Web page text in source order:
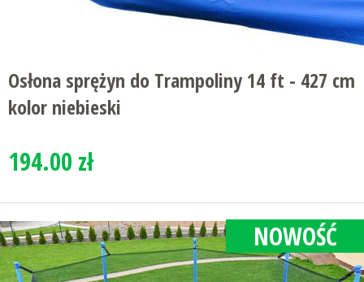
Osłona sprężyn do Trampoliny 14 ft - 427 cm
kolor niebieski
194.00 zł
NOWOŚĆ